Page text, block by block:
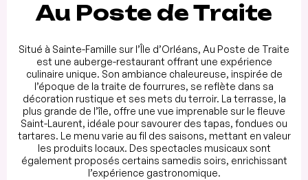
Au Poste de Traite
Situé à Sainte-Famille sur l’Île d’Orléans, Au Poste de Traite
est une auberge-restaurant offrant une expérience
culinaire unique. Son ambiance chaleureuse, inspirée de
l’époque de la traite de fourrures, se reflète dans sa
décoration rustique et ses mets du terroir. La terrasse, la
plus grande de l’île, offre une vue imprenable sur le fleuve
Saint-Laurent, idéale pour savourer des tapas, fondues ou
tartares. Le menu varie au fil des saisons, mettant en valeur
les produits locaux. Des spectacles musicaux sont
également proposés certains samedis soirs, enrichissant
l’expérience gastronomique.